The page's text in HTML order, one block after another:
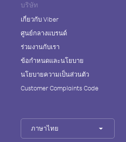
บริษัท
เกี่ยวกับ Viber
ศูนย์กลางแบรนด์
ร่วมงานกับเรา
ข้อกำหนดและนโยบาย
นโยบายความเป็นส่วนตัว
Customer Complaints Code
ภาษาไทย